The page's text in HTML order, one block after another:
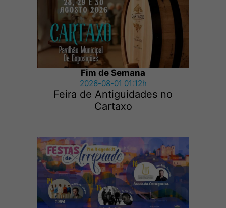
Fim de Semana
2026-08-01 01:12h
Feira de Antiguidades no
Cartaxo